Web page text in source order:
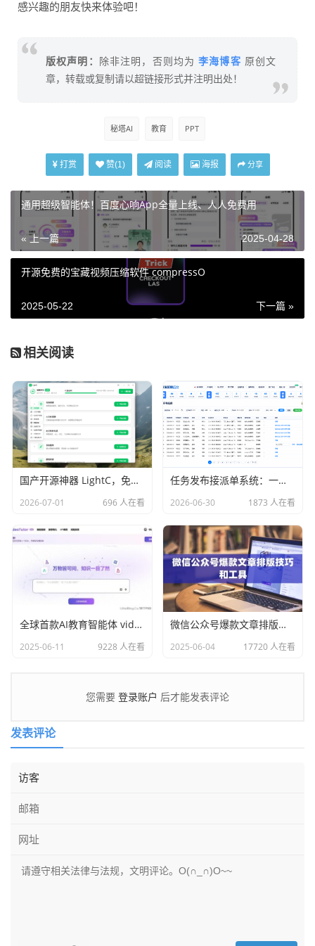
感兴趣的朋友快来体验吧！
版权声明： 除非注明，否则均为 李海博客 原创文
章，转载或复制请以超链接形式并注明出处！
秘塔AI 教育 PPT
打赏 赞(1) 阅读 海报 分享
通用超级智能体！百度心响App全量上线、人人免费用
« 上一篇 2025-04-28
开源免费的宝藏视频压缩软件 compressO
下一篇 »
2025-05-22
相关阅读
国产开源神器 LightC，免费、开源、干净且强大的C盘清理工具
2026-07-01 696 人在看
任务发布接派单系统：一站式任务发布、接单、派单、交付、结算平台
2026-06-30 1873 人在看
全球首款AI教育智能体 videotutor.io
2025-06-11 9228 人在看
微信公众号爆款文章排版技巧和工具
2025-06-04 17720 人在看
您需要 登录账户 后才能发表评论
发表评论